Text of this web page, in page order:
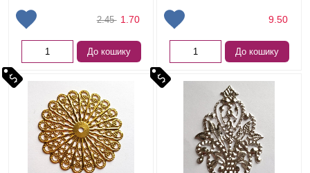
2.45 1.70
До кошику
9.50
До кошику